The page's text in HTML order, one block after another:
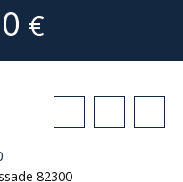
€
82300